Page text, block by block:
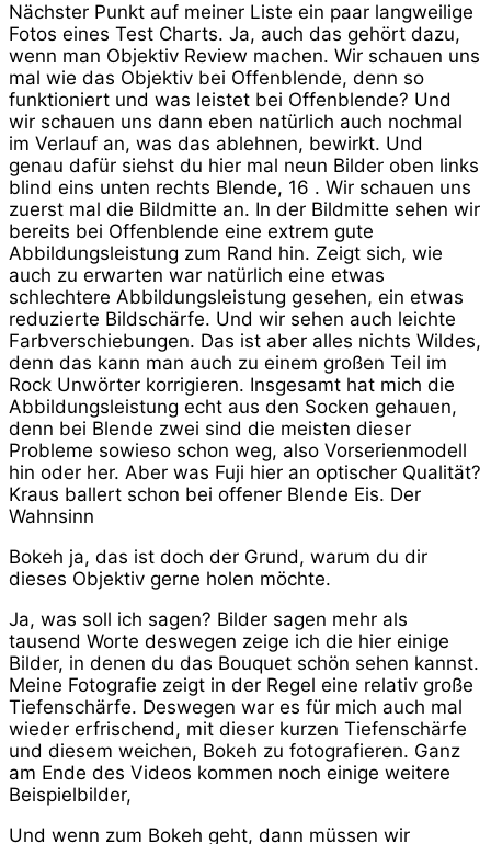
Nächster Punkt auf meiner Liste ein paar langweilige
Fotos eines Test Charts. Ja, auch das gehört dazu,
wenn man Objektiv Review machen. Wir schauen uns
mal wie das Objektiv bei Offenblende, denn so
funktioniert und was leistet bei Offenblende? Und
wir schauen uns dann eben natürlich auch nochmal
im Verlauf an, was das ablehnen, bewirkt. Und
genau dafür siehst du hier mal neun Bilder oben links
blind eins unten rechts Blende, 16 . Wir schauen uns
zuerst mal die Bildmitte an. In der Bildmitte sehen wir
bereits bei Offenblende eine extrem gute
Abbildungsleistung zum Rand hin. Zeigt sich, wie
auch zu erwarten war natürlich eine etwas
schlechtere Abbildungsleistung gesehen, ein etwas
reduzierte Bildschärfe. Und wir sehen auch leichte
Farbverschiebungen. Das ist aber alles nichts Wildes,
denn das kann man auch zu einem großen Teil im
Rock Unwörter korrigieren. Insgesamt hat mich die
Abbildungsleistung echt aus den Socken gehauen,
denn bei Blende zwei sind die meisten dieser
Probleme sowieso schon weg, also Vorserienmodell
hin oder her. Aber was Fuji hier an optischer Qualität?
Kraus ballert schon bei offener Blende Eis. Der
Wahnsinn
Bokeh ja, das ist doch der Grund, warum du dir
dieses Objektiv gerne holen möchte.
Ja, was soll ich sagen? Bilder sagen mehr als
tausend Worte deswegen zeige ich die hier einige
Bilder, in denen du das Bouquet schön sehen kannst.
Meine Fotografie zeigt in der Regel eine relativ große
Tiefenschärfe. Deswegen war es für mich auch mal
wieder erfrischend, mit dieser kurzen Tiefenschärfe
und diesem weichen, Bokeh zu fotografieren. Ganz
am Ende des Videos kommen noch einige weitere
Beispielbilder,
Und wenn zum Bokeh geht, dann müssen wir